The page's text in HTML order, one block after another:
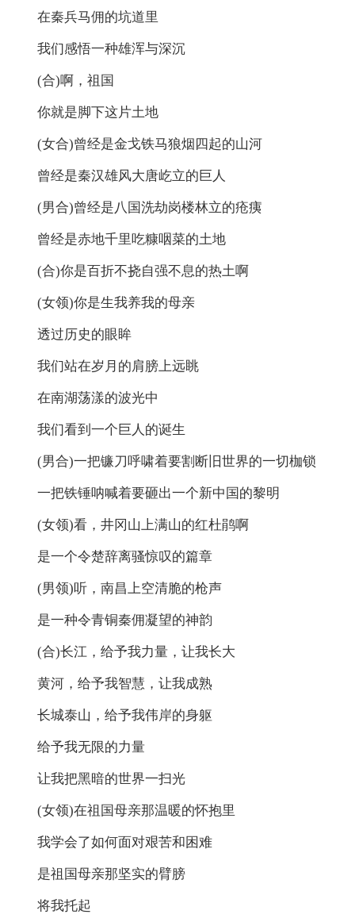
在秦兵马佣的坑道里
我们感悟一种雄浑与深沉
(合)啊，祖国
你就是脚下这片土地
(女合)曾经是金戈铁马狼烟四起的山河
曾经是秦汉雄风大唐屹立的巨人
(男合)曾经是八国洗劫岗楼林立的疮痍
曾经是赤地千里吃糠咽菜的土地
(合)你是百折不挠自强不息的热土啊
(女领)你是生我养我的母亲
透过历史的眼眸
我们站在岁月的肩膀上远眺
在南湖荡漾的波光中
我们看到一个巨人的诞生
(男合)一把镰刀呼啸着要割断旧世界的一切枷锁
一把铁锤呐喊着要砸出一个新中国的黎明
(女领)看，井冈山上满山的红杜鹃啊
是一个令楚辞离骚惊叹的篇章
(男领)听，南昌上空清脆的枪声
是一种令青铜秦佣凝望的神韵
(合)长江，给予我力量，让我长大
黄河，给予我智慧，让我成熟
长城泰山，给予我伟岸的身躯
给予我无限的力量
让我把黑暗的世界一扫光
(女领)在祖国母亲那温暖的怀抱里
我学会了如何面对艰苦和困难
是祖国母亲那坚实的臂膀
将我托起